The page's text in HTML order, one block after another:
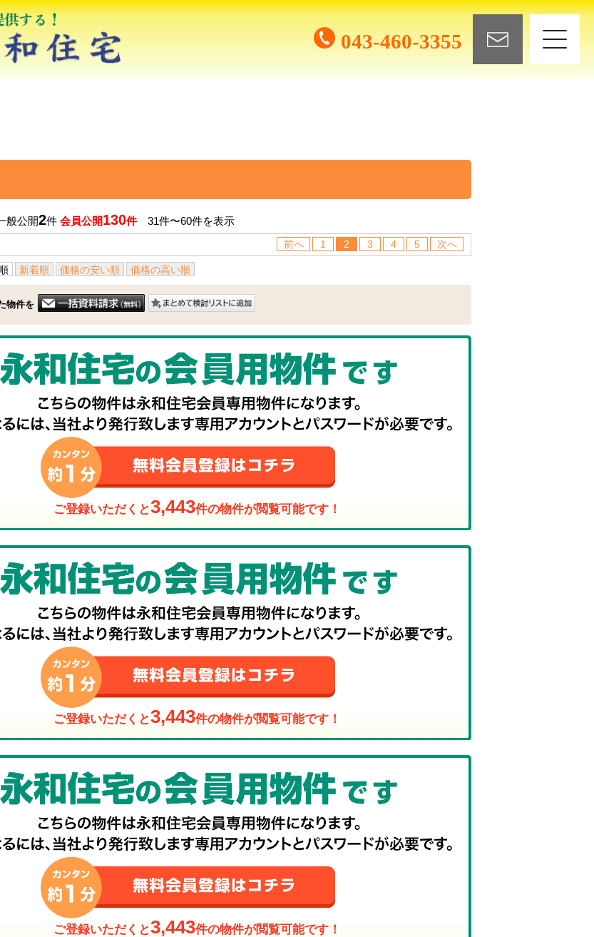
043-460-3355
般公開2件 会員公開130件31件〜60件を表示
前へ 1 2 3 4 5 次へ
新着順 価格の安い順 価格の高い順
物件を
ご登録いただくと3,443件の物件が閲覧可能です！
ご登録いただくと3,443件の物件が閲覧可能です！
ご登録いただくと3,443件の物件が閲覧可能です！